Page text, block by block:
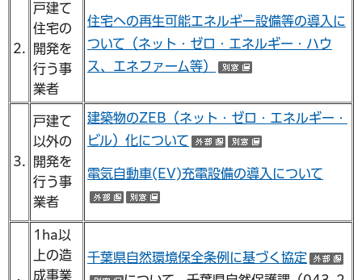
2.
戸建て
住宅の
開発を
行う事
業者
住宅への再生可能エネルギー設備等の導入に
ついて（ネット・ゼロ・エネルギー・ハウ
ス、エネファーム等）
3.
戸建て
以外の
開発を
行う事
業者
建築物のZEB（ネット・ゼロ・エネルギー・
ビル）化について
（外部サイトへリンク
電気自動車(EV)充電設備の導入について
（外部サイトへリンク）
1ha以
上の造
成事業
千葉県自然環境保全条例に基づく協定